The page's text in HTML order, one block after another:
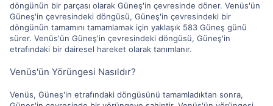
döngünün bir parçası olarak Güneş'in çevresinde döner. Venüs'ün
Güneş'in çevresindeki döngüsü, Güneş'in çevresindeki bir
döngünün tamamını tamamlamak için yaklaşık 583 Güneş günü
sürer. Venüs'ün Güneş'in çevresindeki döngüsü, Güneş'in
etrafındaki bir dairesel hareket olarak tanımlanır.
Venüs'ün Yörüngesi Nasıldır?
Venüs, Güneş'in etrafındaki döngüsünü tamamladıktan sonra,